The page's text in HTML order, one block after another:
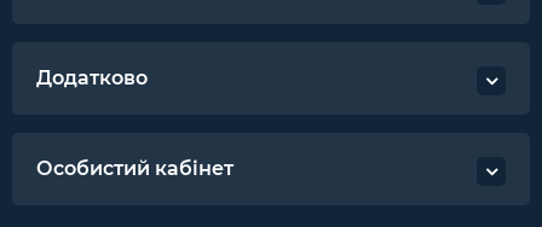
Додатково
Особистий кабінет